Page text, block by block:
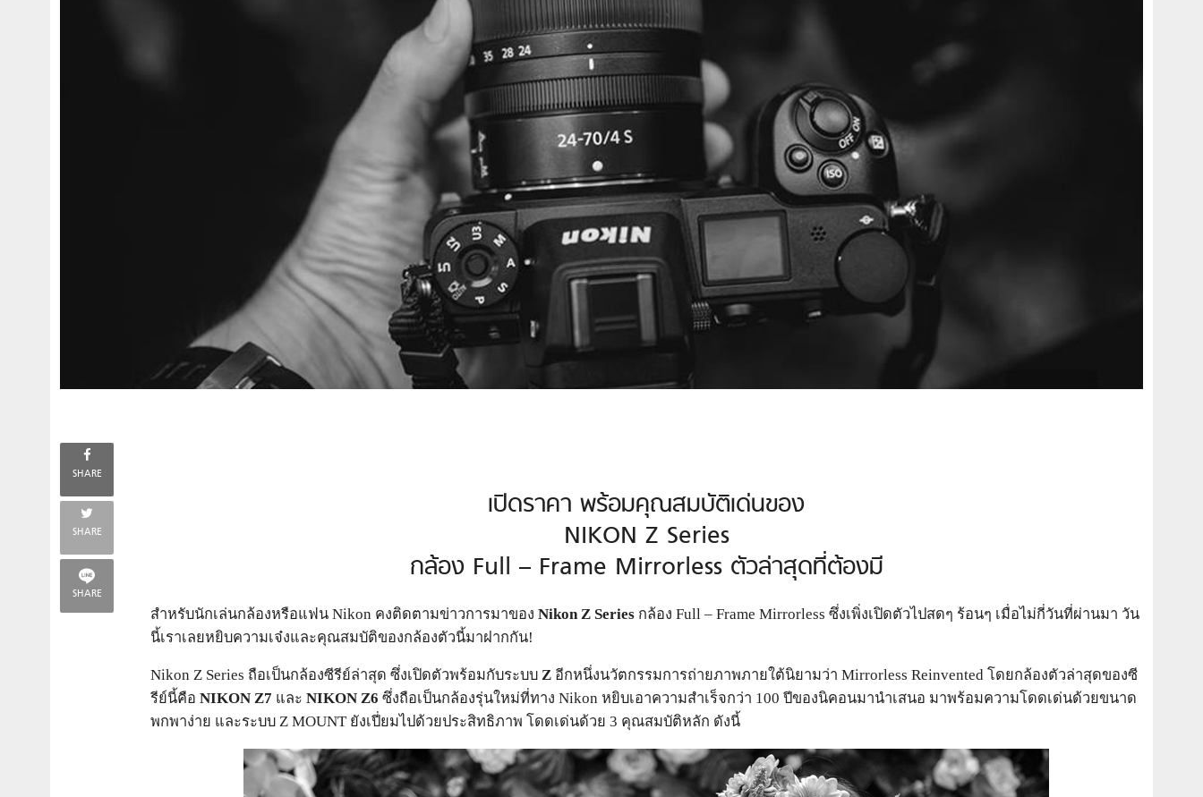
SHARE
SHARE
SHARE
เปิดราคา พร้อมคุณสมบัติเด่นของ
NIKON Z Series
กล้อง Full – Frame Mirrorless ตัวล่าสุดที่ต้องมี
สำหรับนักเล่นกล้องหรือแฟน Nikon คงติดตามข่าวการมาของ Nikon Z Series กล้อง Full – Frame Mirrorless ซึ่งเพิ่งเปิดตัวไปสดๆ ร้อนๆ เมื่อไม่กี่วันที่ผ่านมา วัน
นี้เราเลยหยิบความเจ๋งและคุณสมบัติของกล้องตัวนี้มาฝากกัน!
Nikon Z Series ถือเป็นกล้องซีรีย์ล่าสุด ซึ่งเปิดตัวพร้อมกับระบบ Z อีกหนึ่งนวัตกรรมการถ่ายภาพภายใต้นิยามว่า Mirrorless Reinvented โดยกล้องตัวล่าสุดของซี
รีย์นี้คือ NIKON Z7 และ NIKON Z6 ซึ่งถือเป็นกล้องรุ่นใหม่ที่ทาง Nikon หยิบเอาความสำเร็จกว่า 100 ปีของนิคอนมานำเสนอ มาพร้อมความโดดเด่นด้วยขนาด
พกพาง่าย และระบบ Z MOUNT ยังเปี่ยมไปด้วยประสิทธิภาพ โดดเด่นด้วย 3 คุณสมบัติหลัก ดังนี้